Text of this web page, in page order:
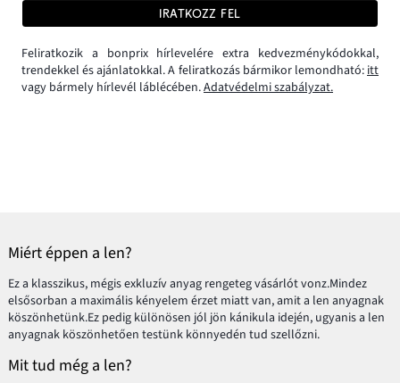
IRATKOZZ FEL
Feliratkozik a bonprix hírlevelére extra kedvezménykódokkal,
trendekkel és ajánlatokkal. A feliratkozás bármikor lemondható:itt
vagy bármely hírlevél láblécében.Adatvédelmi szabályzat.
Miért éppen a len?
Ez a klasszikus, mégis exkluzív anyag rengeteg vásárlót vonz.Mindez
elsősorban a maximális kényelem érzet miatt van, amit a len anyagnak
köszönhetünk.Ez pedig különösen jól jön kánikula idején, ugyanis a len
anyagnak köszönhetően testünk könnyedén tud szellőzni.
Mit tud még a len?